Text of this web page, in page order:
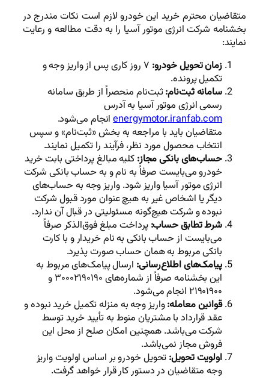
متقاضیان محترم خرید این خودرو لازم است نکات مندرج در
بخشنامه شرکت انرژی موتور آسیا را به دقت مطالعه و رعایت
نمایند:
زمان تحویل خودرو:
۷ روز کاری پس از واریز وجه و
تکمیل پرونده.
سامانه ثبت‌نام:ثبت‌نام منحصراً از طریق سامانه
رسمی انرژی موتور آسیا به آدرس
energymotor.iranfab.comانجام می‌شود.
متقاضیان باید با مراجعه به بخش «ثبت‌نام» و سپس
انتخاب محصول مورد نظر، فرآیند را تکمیل نمایند.
حساب‌های بانکی مجاز:کلیه مبالغ پرداختی بابت خرید
خودرو می‌بایست صرفاً به نام و به حساب بانکی شرکت
انرژی موتور آسیا واریز شود. واریز وجه به حساب‌های
دیگر یا اشخاص غیر به هیچ عنوان مورد قبول شرکت
نبوده و شرکت هیچ‌گونه مسئولیتی در قبال آن ندارد.
شرط تطابق حساب:پرداخت مبلغ فوق‌الذکر صرفاً
می‌بایست از حساب بانکی به نام خریدار و با کارت
بانکی مربوط به همان حساب صورت پذیرد.
پیامک‌های اطلاع‌رسانی: ارسال پیامک‌های مربوط به
این بخشنامه صرفاً از شماره‌های ۳۰۰۰۲۱۹۰۱۹۰ و
۲۱۹۰۱۹۰۰ انجام می‌شود.
قوانین معامله:واریز وجه به منزله تکمیل خرید نبوده و
عقد قرارداد با مشتریان منوط به تأیید خرید توسط
شرکت می‌باشد. همچنین امکان صلح از محل این
فروش مجاز نمی‌باشد.
اولویت تحویل:تحویل خودرو بر اساس اولویت واریز
وجه متقاضیان در دستور کار قرار خواهد گرفت.